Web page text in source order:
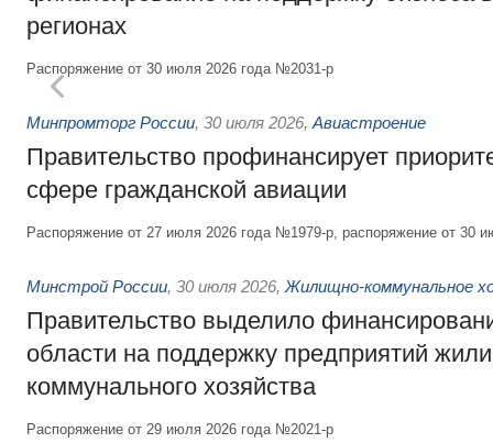
регионах
Распоряжение от 30 июля 2026 года №2031-р
Минпромторг России, 30 июля 2026, Авиастроение
Правительство профинансирует
сфере гражданской авиации
Распоряжение от 27 июля 2026 года №1979-р, распоряжение от 30
Минстрой России, 30 июля 2026, Жилищно-коммунальное
Правительство выделило
области на поддержку предприятий
коммунального хозяйства
Распоряжение от 29 июля 2026 года №2021-р